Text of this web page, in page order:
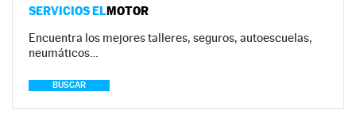
SERVICIOS ELMOTOR
Encuentra los mejores talleres, seguros, autoescuelas,
neumáticos…
BUSCAR